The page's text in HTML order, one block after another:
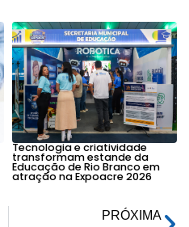
Tecnologia e criatividade
transformam estande da
Educação de Rio Branco em
atração na Expoacre 2026
PRÓXIMA